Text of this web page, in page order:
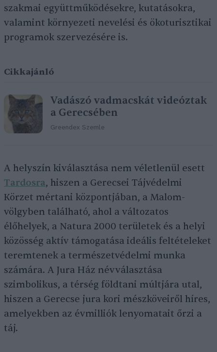
szakmai együttműködésekre, kutatásokra,
valamint környezeti nevelési és ökoturisztikai
programok szervezésére is.
Cikkajánló
Vadászó vadmacskát videóztak
a Gerecsében
Greendex Szemle
A helyszín kiválasztása nem véletlenül esett
Tardosra, hiszen a Gerecsei Tájvédelmi
Körzet mértani központjában, a Malom-
völgyben található, ahol a változatos
élőhelyek, a Natura 2000 területek és a helyi
közösség aktív támogatása ideális feltételeket
teremtenek a természetvédelmi munka
számára. A Jura Ház névválasztása
szimbolikus, a térség földtani múltjára utal,
hiszen a Gerecse jura kori mészköveiről híres,
amelyekben az évmilliók lenyomatait őrzi a
táj.